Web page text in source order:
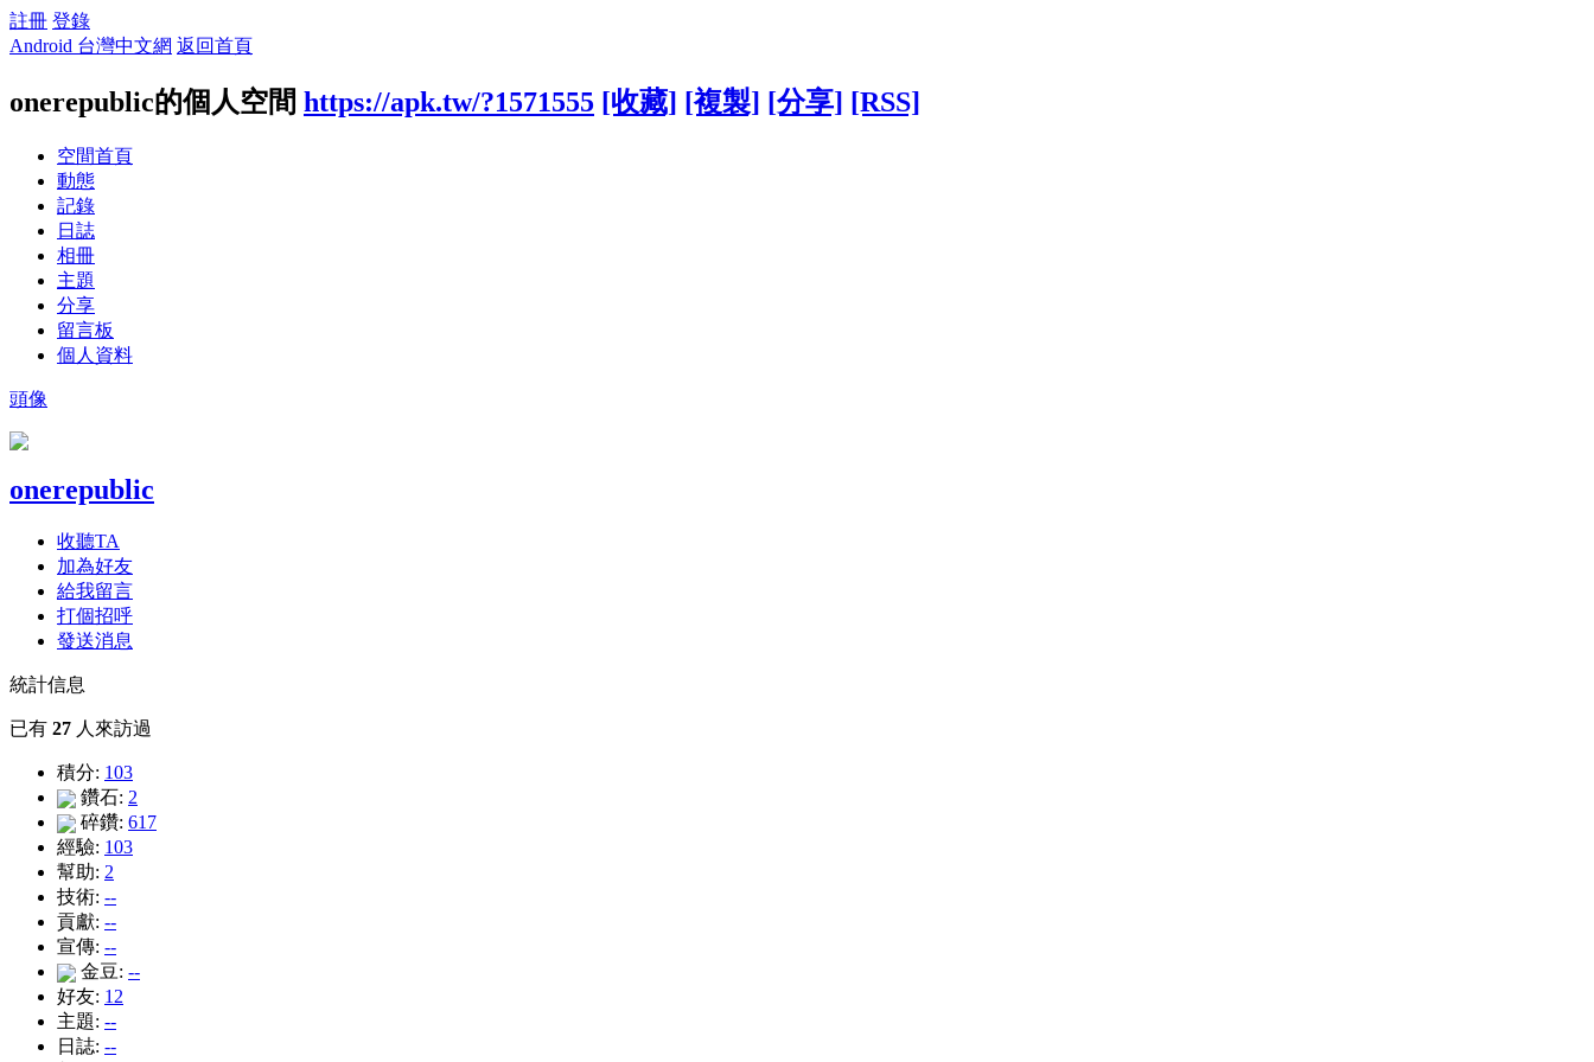
註冊 登錄
Android 台灣中文網 返回首頁
onerepublic的個人空間 https://apk.tw/?1571555 [收藏] [複製] [分享] [RSS]
空間首頁
動態
記錄
日誌
相冊
主題
分享
留言板
個人資料
頭像
onerepublic
收聽TA
加為好友
給我留言
打個招呼
發送消息
統計信息
已有 27 人來訪過
積分: 103
鑽石: 2
碎鑽: 617
經驗: 103
幫助: 2
技術: --
貢獻: --
宣傳: --
金豆: --
好友: 12
主題: --
日誌: --